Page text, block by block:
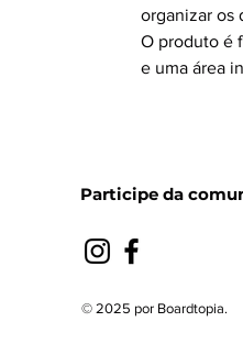
organizar os
O produto é
e uma área
Participe da
© 2025 por Boardtopia.